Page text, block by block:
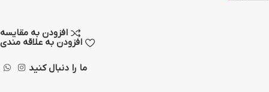
افزودن به مقایسه
افزودن به علاقه مندی
ما را دنبال کنید